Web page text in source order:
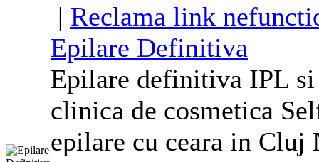
| Reclama link
Epilare Definitiva
Epilare definitiva IPL
clinica de cosmetica
epilare cu ceara in Cluj